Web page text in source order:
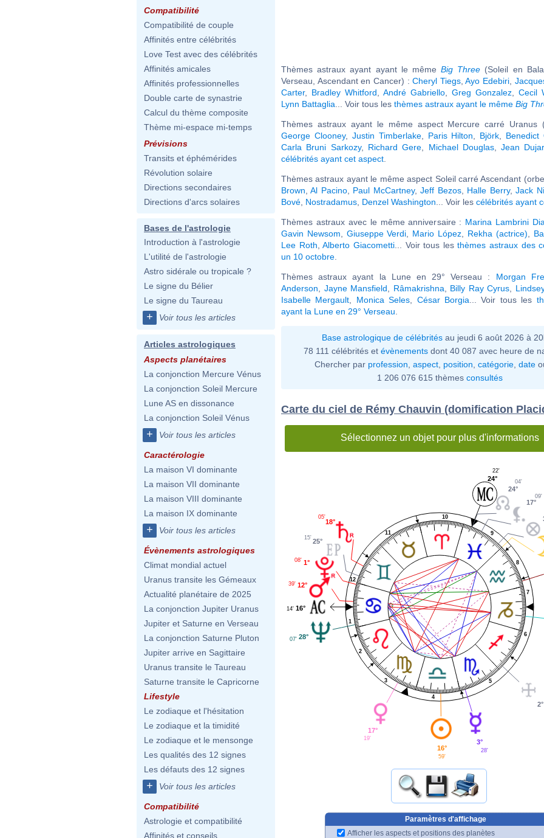
Compatibilité
Compatibilité de couple
Affinités entre célébrités
Love Test avec des célébrités
Affinités amicales
Affinités professionnelles
Double carte de synastrie
Calcul du thème composite
Thème mi-espace mi-temps
Prévisions
Transits et éphémérides
Révolution solaire
Directions secondaires
Directions d'arcs solaires
Bases de l'astrologie
Introduction à l'astrologie
L'utilité de l'astrologie
Astro sidérale ou tropicale ?
Le signe du Bélier
Le signe du Taureau
+ Voir tous les articles
Articles astrologiques
Aspects planétaires
La conjonction Mercure Vénus
La conjonction Soleil Mercure
Lune AS en dissonance
La conjonction Soleil Vénus
+ Voir tous les articles
Caractérologie
La maison VI dominante
La maison VII dominante
La maison VIII dominante
La maison IX dominante
+ Voir tous les articles
Évènements astrologiques
Climat mondial actuel
Uranus transite les Gémeaux
Actualité planétaire de 2025
La conjonction Jupiter Uranus
Jupiter et Saturne en Verseau
La conjonction Saturne Pluton
Jupiter arrive en Sagittaire
Uranus transite le Taureau
Saturne transite le Capricorne
Lifestyle
Le zodiaque et l'hésitation
Le zodiaque et la timidité
Le zodiaque et le mensonge
Les qualités des 12 signes
Les défauts des 12 signes
+ Voir tous les articles
Compatibilité
Astrologie et compatibilité
Affinités et conseils
Thèmes astraux ayant ayant le même Big Three (Soleil en
Verseau, Ascendant en Cancer) :Cheryl Tiegs,Ayo Edebiri
Carter, Bradley Whitford André Gabriello Greg Gonzalez Cecil
Lynn Battaglia ... Voir tous les thèmes astraux ayant le même Big
Thèmes astraux ayant le même aspect Mercure carré Uranus
George Clooney, Justin Timberlake, Paris Hilton Björk Benedict
Carla Bruni Sarkozy, Richard Gere Michael Douglas,Jean
célébrités ayant cet aspect
Thèmes astraux ayant le même aspect Soleil carré Ascendant
Brown ,Al Pacino, Paul McCartney,Jeff Bezos, Halle Berry,Jack
Bové Nostradamus Denzel Washington ... Voir les célébrités ayant
Thèmes astraux avec le même anniversaire : Marina Lambrini
Gavin Newsom
Giuseppe Verdi Mario López Rekha (actrice)
Lee Roth ,Alberto Giacometti... Voir tous lesthèmes astraux des
un 10 octobre
Thèmes astraux ayant la Lune en 29° Verseau : Morgan
Anderson
Jayne Mansfield Râmakrishna Billy Ray Cyrus
Isabelle Mergault
Monica Seles César Borgia ... Voir tous les
ayant la Lune en 29° Verseau
Base astrologique de célébritésau jeudi 6 août 2026 à
78 111 célébrités et évènements dont 40 087 avec heure de
Chercher par profession aspect position catégorie date
1 206 076 615 thèmes consultés
Carte du ciel de Rémy Chauvin (domification
Sélectionnez un objet pour plus d'informations
1
2
3
4
5
6
7
8
9
10
11
12
17°
09'
24°
04'
24°
22'
18°
05'
25°
15'
1°
08'
12°
39'
16°
14'
28°
07'
17°
19'
16°
59'
3°
28'
2°
Paramètres d'affichage
Afficher les aspects et positions des planètes